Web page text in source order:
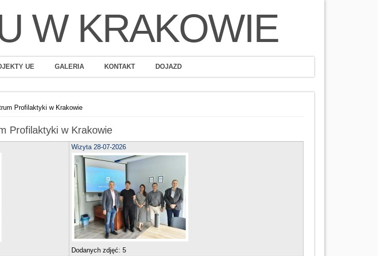
W KRAKOWIE
UE GALERIA KONTAKT DOJAZD
Profilaktyki w Krakowie
Profilaktyki w Krakowie
Wizyta 28-07-2026
Dodanych zdjęć:5